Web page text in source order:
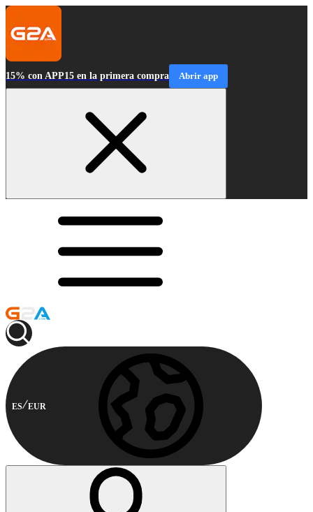
15% con APP15 en la primera compra Abrir app
ES EUR